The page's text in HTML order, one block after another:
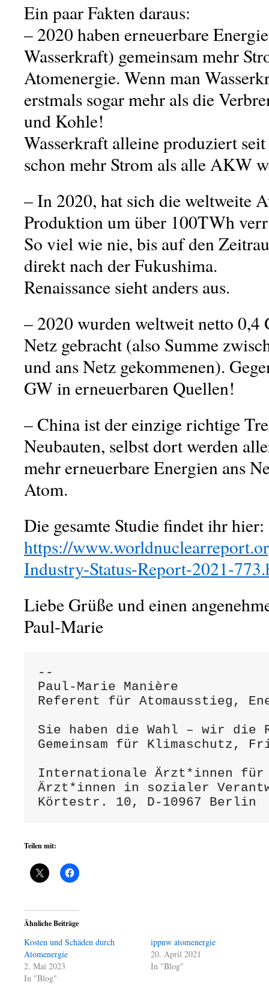
Ein paar Fakten daraus:
– 2020 haben erneuerbare
Wasserkraft) gemeinsam mehr
Atomenergie. Wenn man
erstmals sogar mehr als die
und Kohle!
Wasserkraft alleine produziert
schon mehr Strom als alle AKW
– In 2020, hat sich die weltweite
Produktion um über 100TWh
So viel wie nie, bis auf den
direkt nach der Fukushima.
Renaissance sieht anders aus.
– 2020 wurden weltweit netto 0,4
Netz gebracht (also Summe
und ans Netz gekommenen).
GW in erneuerbaren Quellen!
– China ist der einzige richtige
Neubauten, selbst dort werden
mehr erneuerbare Energien ans
Atom.
Die gesamte Studie findet ihr hier:
https://
Industry-Status-Report-2021-
Liebe Grüße und einen
Paul-Marie
--
Paul-Marie Manière
Referent für Atomausstieg,
Sie haben die Wahl – wir die
Gemeinsam für Klimaschutz,
Internationale Ärzt*innen für
Ärzt*innen in sozialer
Körtestr. 10, D-10967 Berlin
Teilen mit:
Ähnliche Beiträge
Kosten und Schäden durch
Atomenergie
2. Mai 2023
In "Blog"
ippnw atomenergie
20. April 2021
In "Blog"